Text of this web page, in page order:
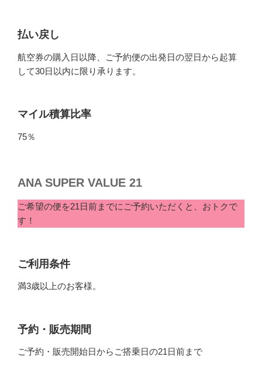
払い戻し
航空券の購入日以降、ご予約便の出発日の翌日から起算
して30日以内に限り承ります。
マイル積算比率
75％
ANA SUPER VALUE 21
ご希望の便を21日前までにご予約いただくと、おトクで
す！
ご利用条件
満3歳以上のお客様。
予約・販売期間
ご予約・販売開始日からご搭乗日の21日前まで